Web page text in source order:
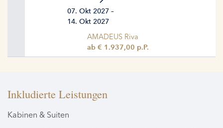
07. Okt 2027 –
14. Okt 2027
AMADEUS Riva
ab € 1.937,00 p.P.
Inkludierte Leistungen
Kabinen & Suiten